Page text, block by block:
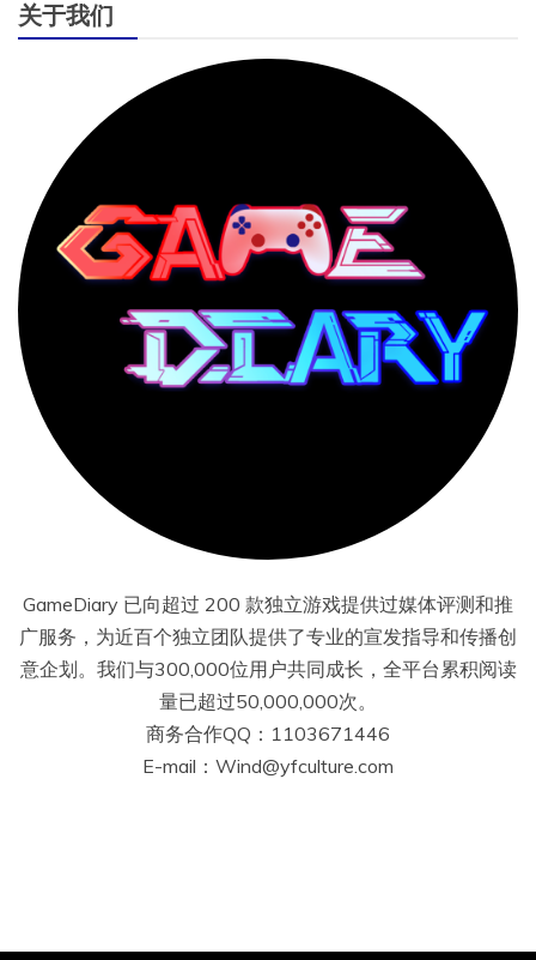
关于我们
GameDiary 已向超过 200 款独立游戏提供过媒体评测和推
广服务，为近百个独立团队提供了专业的宣发指导和传播创
意企划。我们与300,000位用户共同成长，全平台累积阅读
量已超过50,000,000次。
商务合作QQ：1103671446
E-mail：Wind@yfculture.com